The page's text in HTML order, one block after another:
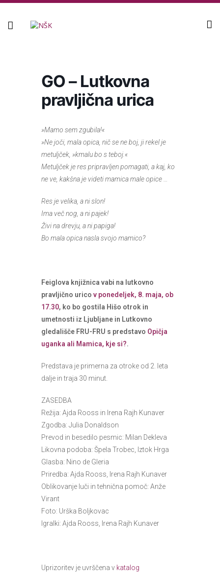
GO – Lutkovna
pravljična urica
»Mamo sem zgubila!«
»Ne joči, mala opica, nič se ne boj, ji rekel je
metuljček, »kmalu bo s teboj.«
Metuljček je res pripravljen pomagati, a kaj, ko
ne ve, kakšna je videti mamica male opice …
Res je velika, a ni slon!
Ima več nog, a ni pajek!
Živi na drevju, a ni papiga!
Bo mala opica nasla svojo mamico?
Feiglova knjižnica vabi na lutkovno
pravljično urico v ponedeljek, 8. maja, ob
17.30, ko bo gostila Hišo otrok in
umetnosti iz Ljubljane in Lutkovno
gledališče FRU-FRU s predstavo Opičja
uganka ali Mamica, kje si?.
Predstava je primerna za otroke od 2. leta
dalje in traja 30 minut.
ZASEDBA
Režija: Ajda Rooss in Irena Rajh Kunaver
Zgodba: Julia Donaldson
Prevod in besedilo pesmic: Milan Dekleva
Likovna podoba: Špela Trobec, Iztok Hrga
Glasba: Nino de Gleria
Priredba: Ajda Rooss, Irena Rajh Kunaver
Oblikovanje luči in tehnična pomoč: Anže
Virant
Foto: Urška Boljkovac
Igralki: Ajda Rooss, Irena Rajh Kunaver
Uprizoritev je uvrščena v katalog